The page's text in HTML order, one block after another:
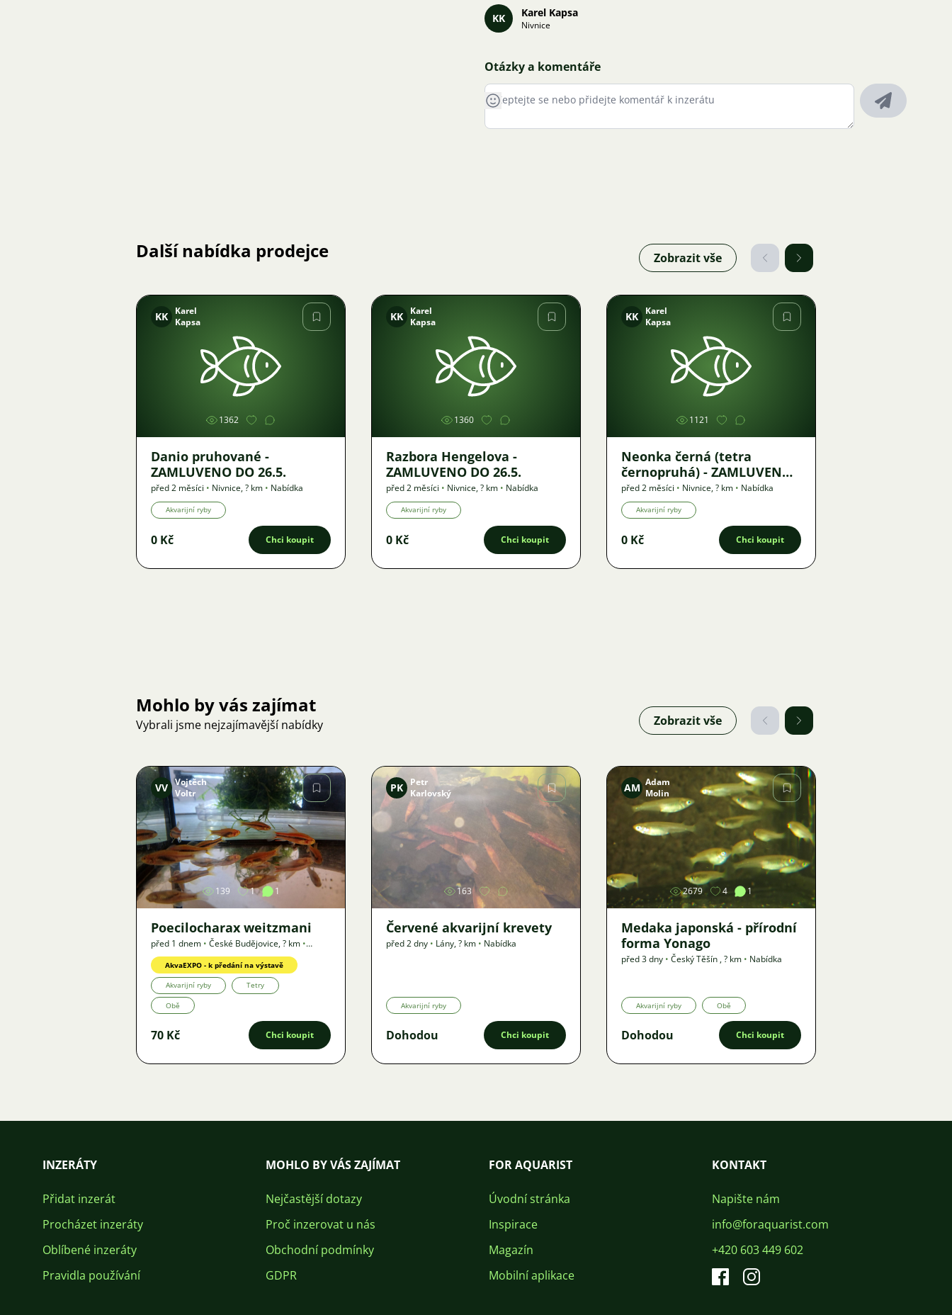
KK Karel Kapsa
Nivnice
Otázky a komentáře
Další nabídka prodejce Zobrazit vše
Obrázek
KK
Karel
Kapsa
1362
Danio pruhované -
ZAMLUVENO DO 26.5.
před 2 měsíci • Nivnice,? km • Nabídka
Akvarijní ryby
0 Kč Chci koupit
Obrázek
KK
Karel
Kapsa
1360
Razbora Hengelova -
ZAMLUVENO DO 26.5.
před 2 měsíci • Nivnice,? km • Nabídka
Akvarijní ryby
0 Kč Chci koupit
Obrázek
KK
Karel
Kapsa
1121
Neonka černá (tetra
černopruhá) - ZAMLUVENO
DO 26.5.
před 2 měsíci • Nivnice,? km • Nabídka
Akvarijní ryby
0 Kč Chci koupit
Mohlo by vás zajímat
Vybrali jsme nejzajímavější nabídky Zobrazit vše
Obrázek
VV Vojtěch
Voltr
139 1 1
Poecilocharax weitzmani
před 1 dnem • České Budějovice,? km •
Nabídka
AkvaEXPO - k předání na výstavě
Akvarijní ryby Tetry
Obě
70 Kč Chci koupit
Obrázek
PK
Petr
Karlovský
163
Červené akvarijní krevety
před 2 dny • Lány,? km • Nabídka
Akvarijní ryby
Dohodou Chci koupit
Obrázek
AM Adam
Molin
2679 4 1
Medaka japonská - přírodní
forma Yonago
před 3 dny • Český Těšín ,? km • Nabídka
Akvarijní ryby Obě
Dohodou Chci koupit
INZERÁTY
Přidat inzerát
Procházet inzeráty
Oblíbené inzeráty
Pravidla používání
MOHLO BY VÁS ZAJÍMAT
Nejčastější dotazy
Proč inzerovat u nás
Obchodní podmínky
GDPR
FOR AQUARIST
Úvodní stránka
Inspirace
Magazín
Mobilní aplikace
KONTAKT
Napište nám
info@foraquarist.com
+420 603 449 602